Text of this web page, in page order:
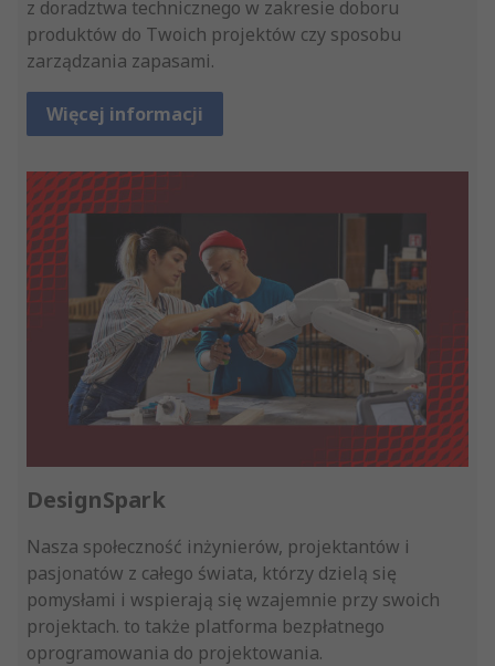
z doradztwa technicznego w zakresie doboru
produktów do Twoich projektów czy sposobu
zarządzania zapasami.
Więcej informacji
DesignSpark
Nasza społeczność inżynierów, projektantów i
pasjonatów z całego świata, którzy dzielą się
pomysłami i wspierają się wzajemnie przy swoich
projektach. to także platforma bezpłatnego
oprogramowania do projektowania.